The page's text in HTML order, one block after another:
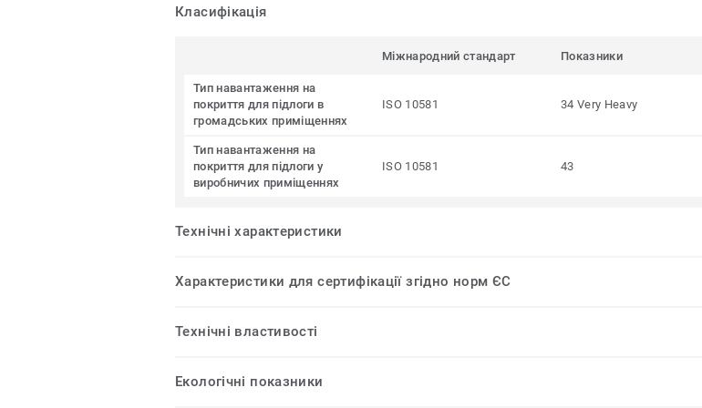
Класифікація
Міжнародний стандарт Показники
Тип навантаження на
покриття для підлоги в
громадських приміщеннях
ISO 10581 34 Very Heavy
Тип навантаження на
покриття для підлоги у
виробничих приміщеннях
ISO 10581 43
Технічні характеристики
Характеристики для сертифікації згідно норм ЄС
Технічні властивості
Екологічні показники